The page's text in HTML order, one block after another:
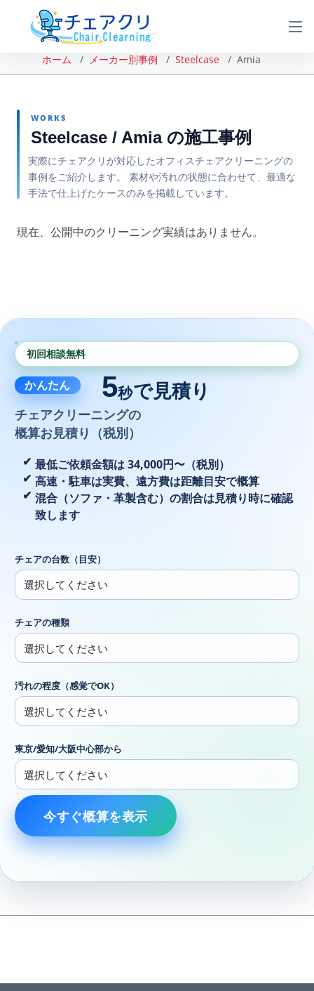
ホーム メーカー別事例 Steelcase Amia
WORKS
Steelcase / Amia の施工事例
実際にチェアクリが対応したオフィスチェアクリーニングの
事例をご紹介します。 素材や汚れの状態に合わせて、最適な
手法で仕上げたケースのみを掲載しています。
現在、公開中のクリーニング実績はありません。
初回相談無料
かんたん 5秒で見積り
チェアクリーニングの
概算お見積り（税別）
最低ご依頼金額は 34,000円〜（税別）
高速・駐車は実費、遠方費は距離目安で概算
混合（ソファ・革製含む）の割合は見積り時に確認
致します
チェアの台数（目安）
チェアの種類
汚れの程度（感覚でOK）
東京/愛知/大阪中心部から
今すぐ概算を表示